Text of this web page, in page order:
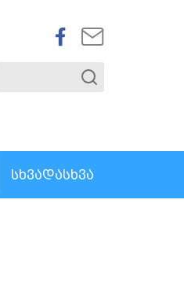
ᲡᲮᲕᲐᲓᲐᲡᲮᲕᲐ